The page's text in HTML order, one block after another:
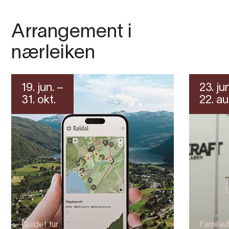
Arrangement i
nærleiken
19. jun. –
31. okt.
Guidet tur
23.
22.